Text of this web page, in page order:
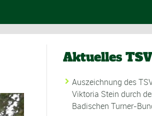
Aktuelles TSV
Auszeichnung des
Viktoria Stein durch
Badischen Turner-